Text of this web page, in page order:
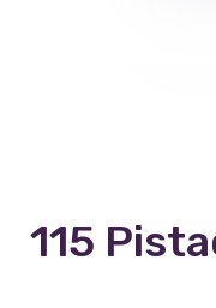
115